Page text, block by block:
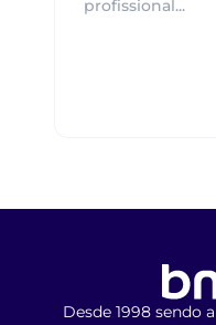
profissional...
Desde 1998 sendo